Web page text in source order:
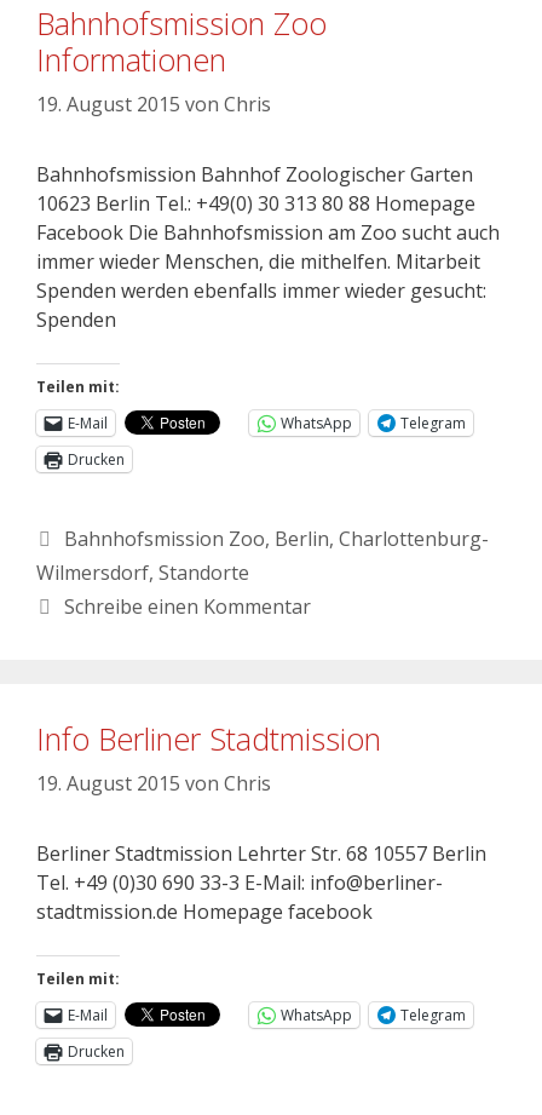
Bahnhofsmission Zoo
Informationen
19. August 2015 von Chris
Bahnhofsmission Bahnhof Zoologischer Garten
10623 Berlin Tel.: +49(0) 30 313 80 88 Homepage
Facebook Die Bahnhofsmission am Zoo sucht auch
immer wieder Menschen, die mithelfen. Mitarbeit
Spenden werden ebenfalls immer wieder gesucht:
Spenden
Teilen mit:
E-Mail
WhatsApp
Telegram
Drucken
Bahnhofsmission Zoo, Berlin, Charlottenburg-
Wilmersdorf, Standorte
Schreibe einen Kommentar
Info Berliner Stadtmission
19. August 2015 von Chris
Berliner Stadtmission Lehrter Str. 68 10557 Berlin
Tel. +49 (0)30 690 33-3 E-Mail: info@berliner-
stadtmission.de Homepage facebook
Teilen mit:
E-Mail
WhatsApp
Telegram
Drucken